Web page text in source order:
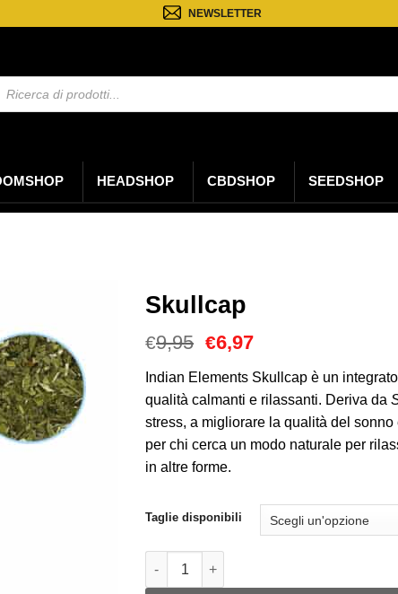
NEWSLETTER
HEADSHOP CBDSHOP SEEDSHOP
Skullcap
€9,95 Il
originale
era:
€9,95.
€6,97Il
attuale
è:
€6,97.
Indian Elements Skullcap è un
qualità calmanti e rilassanti. Deriva da
stress, a migliorare la qualità del
per chi cerca un modo naturale per
in altre forme.
Taglie disponibili
Skullcap quantità